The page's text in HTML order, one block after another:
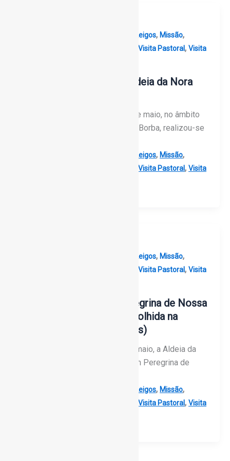
Leigos, Missão,
Visita Pastoral, Visita
Procissão de Velas na Aldeia da Nora
Na noite deste sábado, dia 18 de maio, no âmbito
da Visita Pastoral Missionária a Borba, realizou-se
Leigos, Missão,
Visita Pastoral, Visita
Leigos, Missão,
Visita Pastoral, Visita
18 de Maio: Imagem Peregrina de Nossa
Senhora da Conceição acolhida na
Aldeia da Nora (com fotos)
Na manhã deste sábado, 18 de maio, a Aldeia da
Nora acolheu em festa a Imagem Peregrina de
Leigos, Missão,
Visita Pastoral, Visita